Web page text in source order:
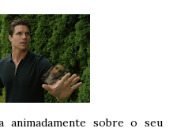
animadamente sobre o seu